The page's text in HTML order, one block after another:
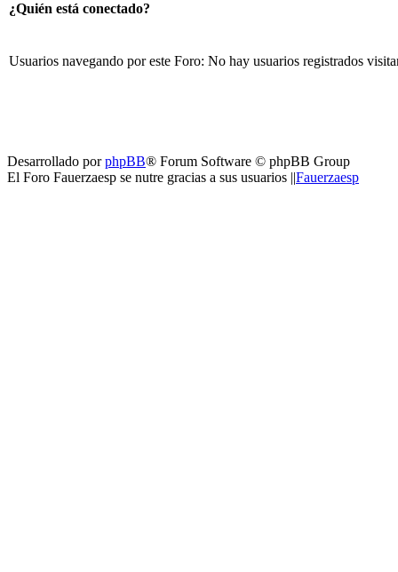
¿Quién está conectado?
Usuarios navegando por este Foro: No hay usuarios registrados
Desarrollado porphpBB® Forum Software © phpBB Group
El Foro Fauerzaesp se nutre gracias a sus usuarios ||Fauerzaesp